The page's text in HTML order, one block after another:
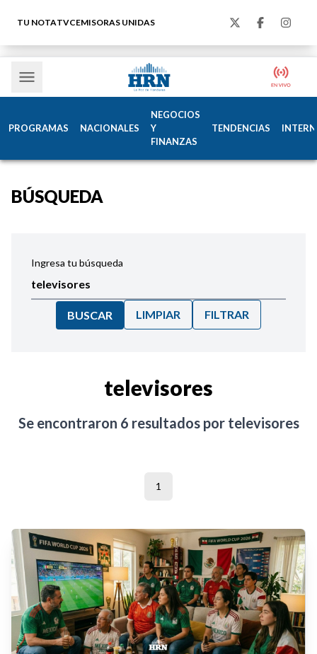
TU NOTATVCEMISORAS UNIDAS
PROGRAMAS NACIONALES
NEGOCIOS
Y
FINANZAS
TENDENCIAS
BÚSQUEDA
Ingresa tu búsqueda
BUSCAR LIMPIAR FILTRAR
televisores
Se encontraron 6 resultados por televisores
1